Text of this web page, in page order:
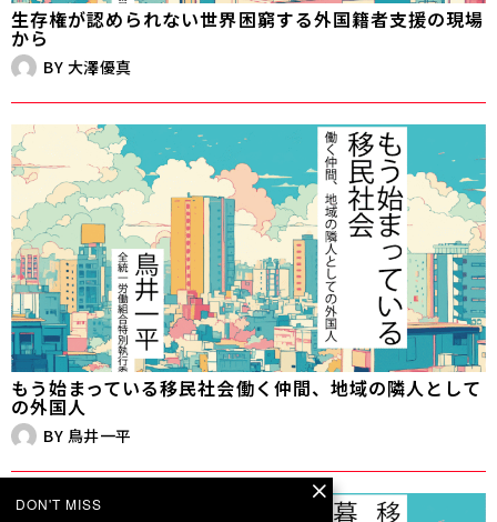
生存権が認められない世界――困窮する外国籍者支援の現場
から
BY 大澤優真
もう始まっている移民社会――働く仲間、地域の隣人として
の外国人
BY 鳥井一平
DON'T MISS